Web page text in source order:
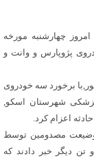
چهارشنبه مورخه
خودروی پژوپارس و وانت و
برخورد سه خودروی
پزشکی شهرستان اسکو,
وضیعت مصدومین توسط
دو تن دیگر خبر دادند که